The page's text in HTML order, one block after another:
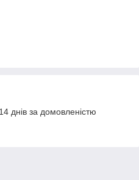
днів за домовленістю